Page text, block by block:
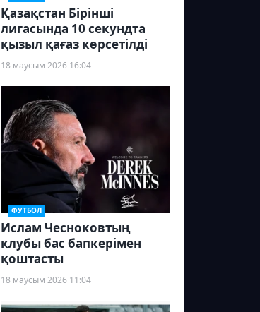
Қазақстан Бірінші
лигасында 10 секундта
қызыл қағаз көрсетілді
18 маусым 2026 16:04
ФУТБОЛ
Ислам Чесноковтың
клубы бас бапкерімен
қоштасты
18 маусым 2026 11:04